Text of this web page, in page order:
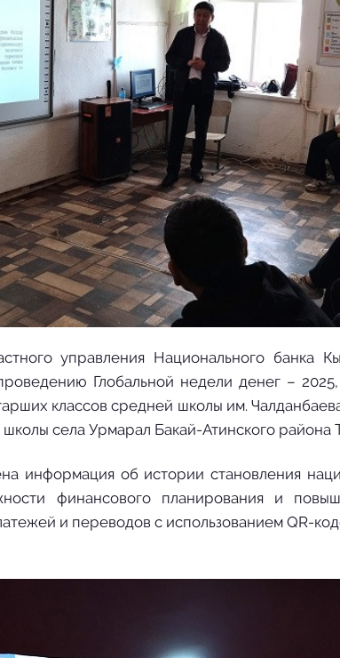
управления Национального банка
Глобальной недели денег –
классов средней школы им.
села Урмарал Бакай-Атинского района
информация об истории становления
финансового планирования и
и переводов с использованием QR-